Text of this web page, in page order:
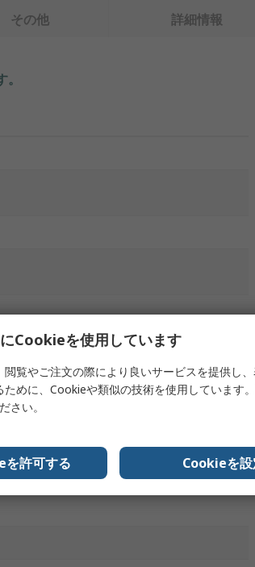
その他 詳細情報
子データ処理, 電圧, 家庭用電化製品
Cookieを使用しています
覧やご注文の際により良いサービスを提供し
めに、Cookieや類似の技術を使用しています。
さい。
許可する Cookieを設